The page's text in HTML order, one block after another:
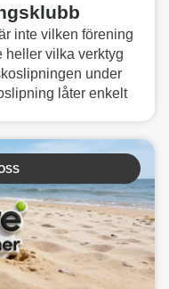
inte vilken förening
heller vilka verktyg
under
låter enkelt